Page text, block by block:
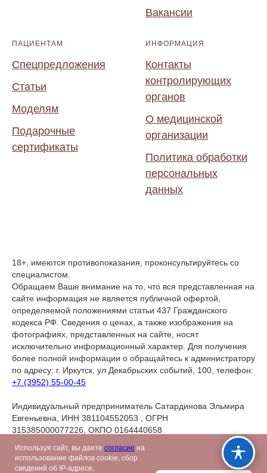
Вакансии
ПАЦИЕНТАМ
Спецпредложения
Статьи
Моделям
Подарочные
сертификаты
ИНФОРМАЦИЯ
Контакты
контролирующих
органов
О медицинской
организации
Политика обработки
персональных
данных
18+, имеются противопоказания, проконсультируйтесь со
специалистом.
Обращаем Ваше внимание на то, что вся представленная на
сайте информация не является публичной офертой,
определяемой положениями статьи 437 Гражданского
кодекса РФ. Сведения о ценах, а также изображения на
фотографиях, представленных на сайте, носят
исключительно информационный характер. Для получения
более полной информации о обращайтесь к администратору
по адресу: г. Иркутск, ул Декабрьских событий, 100, телефон:
+7 (3952) 55-00-45
Индивидуальный предприниматель Сатардинова Эльмира
Евгеньевна, ИНН 381104552053 , ОГРН
315385000077226, ОКПО 0164440658
Фактический адрес: Иркутск, ул. Декабрьских Событий, 100
Используя сайт, вы даете согласие на
использование файлов cookie, сбор
сведений об IP-адресе,